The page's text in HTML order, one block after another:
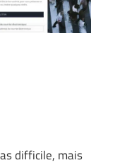
difficile, mais